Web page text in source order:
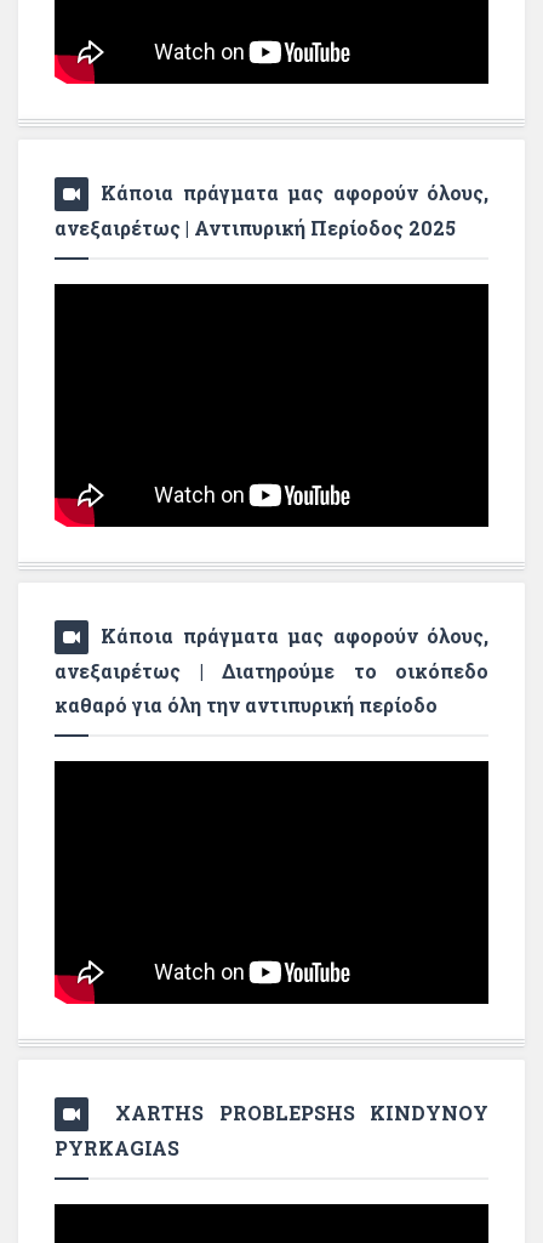
Κάποια πράγματα μας αφορούν όλους,
ανεξαιρέτως | Αντιπυρική Περίοδος 2025
Κάποια πράγματα μας αφορούν όλους,
ανεξαιρέτως | Διατηρούμε το οικόπεδο
καθαρό για όλη την αντιπυρική περίοδο
XARTHS PROBLEPSHS KINDYNOY
PYRKAGIAS